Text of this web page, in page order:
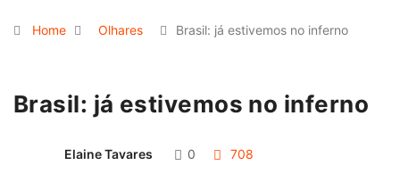
Home Olhares Brasil: já estivemos no inferno
Brasil: já estivemos no inferno
Elaine Tavares 0 708